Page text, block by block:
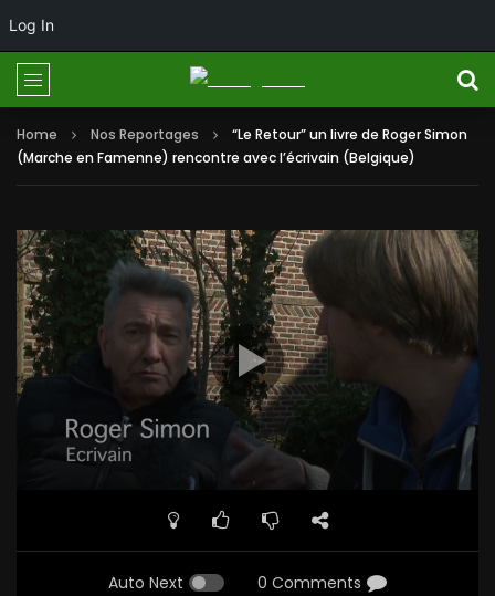
Log In
Home Nos Reportages
“Le Retour” un livre de Roger Simon
(Marche en Famenne) rencontre avec l’écrivain (Belgique)
Auto Next 0 Comments